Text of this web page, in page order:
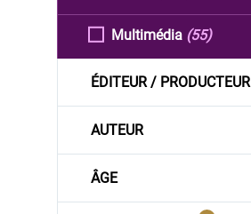
Multimédia (55)
ÉDITEUR / PRODUCTEUR
AUTEUR
ÂGE